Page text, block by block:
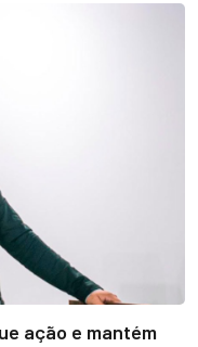
ação e mantém